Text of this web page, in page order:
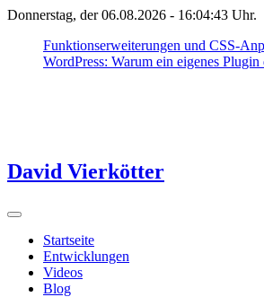
Donnerstag, der 06.08.2026 - 16:04:43 Uhr.
Funktionserweiterungen und CSS-
WordPress: Warum ein eigenes Plugin
David Vierkötter
Startseite
Entwicklungen
Videos
Blog